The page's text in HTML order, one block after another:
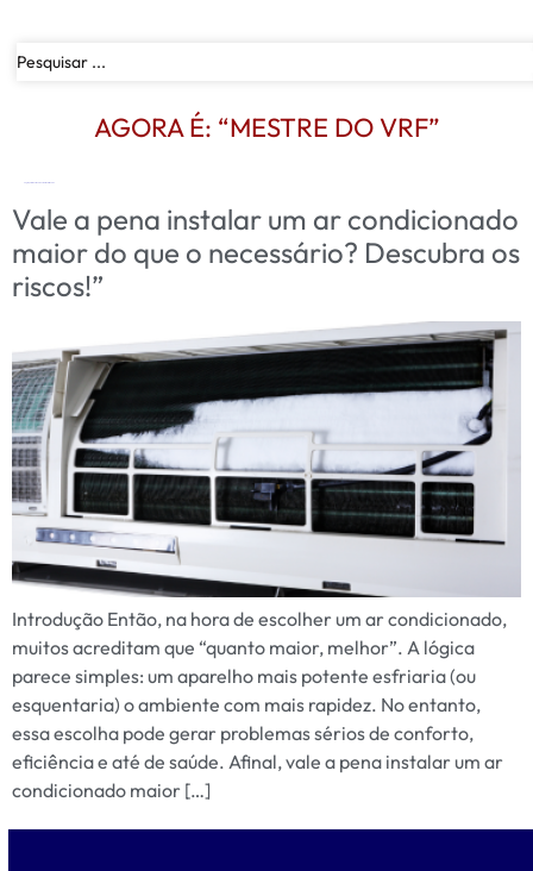
AGORA É: “MESTRE DO VRF”
Vale a pena instalar um ar condicionado
maior do que o necessário? Descubra os
riscos!”
Introdução Então, na hora de escolher um ar condicionado,
muitos acreditam que “quanto maior, melhor”. A lógica
parece simples: um aparelho mais potente esfriaria (ou
esquentaria) o ambiente com mais rapidez. No entanto,
essa escolha pode gerar problemas sérios de conforto,
eficiência e até de saúde. Afinal, vale a pena instalar um ar
condicionado maior […]